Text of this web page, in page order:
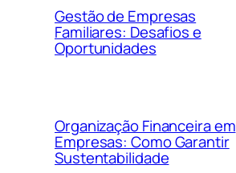
Gestão de Empresas
Familiares: Desafios e
Oportunidades
Organização Financeira em
Empresas: Como Garantir
Sustentabilidade